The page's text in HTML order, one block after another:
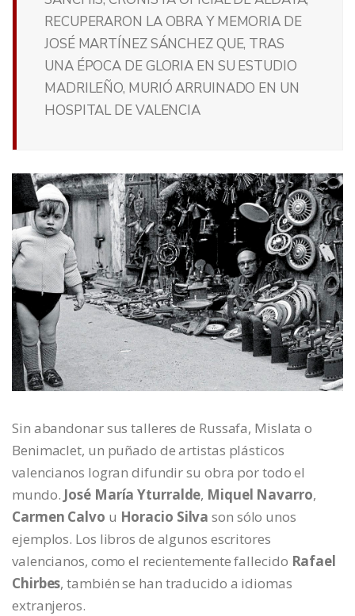
RECUPERARON LA OBRA Y MEMORIA DE
JOSÉ MARTÍNEZ SÁNCHEZ QUE, TRAS
UNA ÉPOCA DE GLORIA EN SU ESTUDIO
MADRILEÑO, MURIÓ ARRUINADO EN UN
HOSPITAL DE VALENCIA
Sin abandonar sus talleres de Russafa, Mislata o
Benimaclet, un puñado de artistas plásticos
valencianos logran difundir su obra por todo el
mundo. José María Yturralde, Miquel Navarro,
Carmen Calvo u Horacio Silva son sólo unos
ejemplos. Los libros de algunos escritores
valencianos, como el recientemente fallecido Rafael
Chirbes, también se han traducido a idiomas
extranjeros.